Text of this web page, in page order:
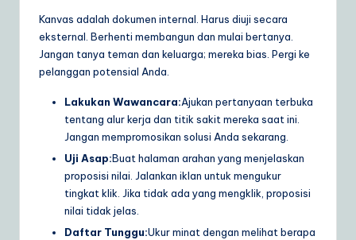
Kanvas adalah dokumen internal. Harus diuji secara
eksternal. Berhenti membangun dan mulai bertanya.
Jangan tanya teman dan keluarga; mereka bias. Pergi ke
pelanggan potensial Anda.
Lakukan Wawancara:Ajukan pertanyaan terbuka
tentang alur kerja dan titik sakit mereka saat ini.
Jangan mempromosikan solusi Anda sekarang.
Uji Asap:Buat halaman arahan yang menjelaskan
proposisi nilai. Jalankan iklan untuk mengukur
tingkat klik. Jika tidak ada yang mengklik, proposisi
nilai tidak jelas.
Daftar Tunggu:Ukur minat dengan melihat berapa